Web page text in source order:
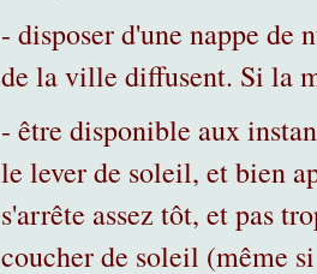
- disposer d'une nappe de
de la ville diffusent. Si la
- être disponible aux
le lever de soleil, et bien
s'arrête assez tôt, et pas
coucher de soleil (même